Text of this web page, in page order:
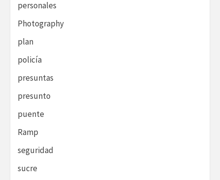
personales
Photography
plan
policía
presuntas
presunto
puente
Ramp
seguridad
sucre